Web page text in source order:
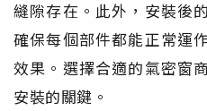
縫隙存在。此外，安裝後
確保每個部件都能正常運
效果。選擇合適的氣密窗
安裝的關鍵。